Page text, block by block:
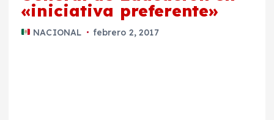
«iniciativa preferente»
NACIONAL febrero 2, 2017